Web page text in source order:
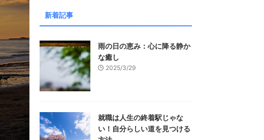
新着記事
雨の日の恵み：心に降る静か
な癒し
2025/3/29
就職は人生の終着駅じゃな
い！自分らしい道を見つける